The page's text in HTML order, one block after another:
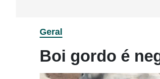
Geral
Boi gordo é